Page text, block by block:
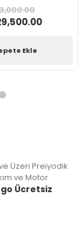
Ekle
Üzeri Preiyodik
ve Motor
Ücretsiz